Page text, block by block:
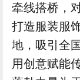
牵线搭桥，
打造服装服
地，吸引全
用创意赋能